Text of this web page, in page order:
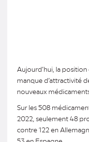
Aujourd’hui, la
manque d’attractivité
nouveaux
Sur les 508
2022, seulement 48
contre 122 en